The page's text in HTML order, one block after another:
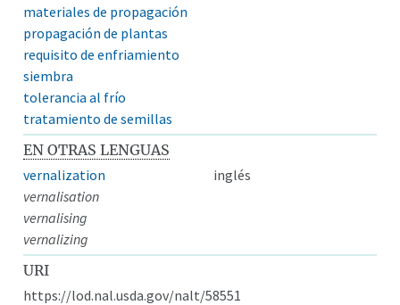
materiales de propagación
propagación de plantas
requisito de enfriamiento
siembra
tolerancia al frío
tratamiento de semillas
EN OTRAS LENGUAS
vernalization
inglés
vernalisation
vernalising
vernalizing
URI
https://lod.nal.usda.gov/nalt/58551